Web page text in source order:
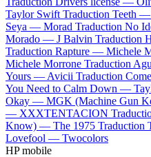
Taylor Swift Traduction Teeth —
Seya — Morad Traduction No
Morado — J Balvin Traduction
Traduction Rapture — Michele
Michele Morrone Traduction
Yours — Avicii Traduction
You Need to Calm Down —
Okay — MGK (Machine Gun
— XXXTENTACION
Know) — The 1975 Traduction
Lovefool — Twocolors
HP mobile